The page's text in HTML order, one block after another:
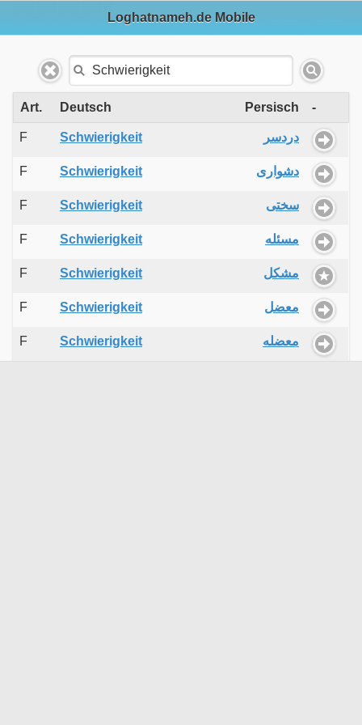
Loghatnameh.de Mobile
Art. Deutsch Persisch -
F Schwierigkeit دردسر
F Schwierigkeit دشواری
F Schwierigkeit سختی
F Schwierigkeit مسئله
F Schwierigkeit مشکل
F Schwierigkeit معضل
F Schwierigkeit معضله